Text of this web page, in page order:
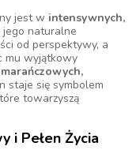
jest w intensywnych,
naturalne
od perspektywy, a
mu wyjątkowy
staje się symbolem
towarzyszą
i Pełen Życia